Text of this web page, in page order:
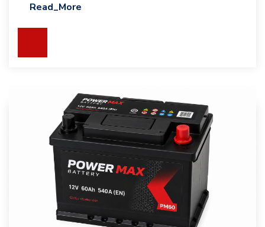
Read_More